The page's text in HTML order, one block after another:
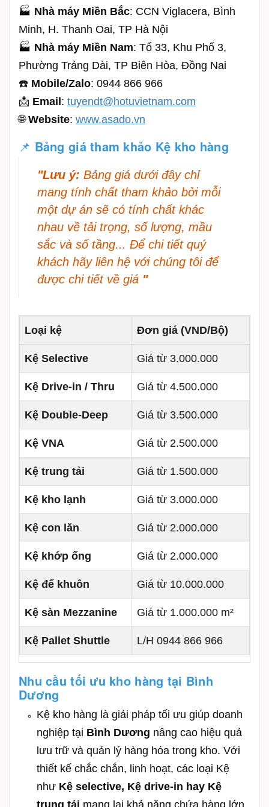
🏭 Nhà máy Miền Bắc: CCN Viglacera, Bình
Minh, H. Thanh Oai, TP Hà Nội
🏭 Nhà máy Miền Nam: Tổ 33, Khu Phố 3,
Phường Trảng Dài, TP Biên Hòa, Đồng Nai
☎️ Mobile/Zalo: 0944 866 966
📩 Email: tuyendt@hotuvietnam.com
🌐Website: www.asado.vn
📌 Bảng giá tham khảo Kệ kho hàng
"Lưu ý: Bảng giá dưới đây chỉ
mang tính chất tham khảo bởi mỗi
một dự án sẽ có tính chất khác
nhau về tải trọng, số lượng, mầu
sắc và số tầng... Để chi tiết quý
khách hãy liên hệ với chúng tôi để
được chi tiết về giá "
Loại kệ Đơn giá (VND/Bộ)
Kệ Selective Giá từ 3.000.000
Kệ Drive-in / Thru Giá từ 4.500.000
Kệ Double-Deep Giá từ 3.500.000
Kệ VNA Giá từ 2.500.000
Kệ trung tải Giá từ 1.500.000
Kệ kho lạnh Giá từ 3.000.000
Kệ con lăn Giá từ 2.000.000
Kệ khớp ống Giá từ 2.000.000
Kệ để khuôn Giá từ 10.000.000
Kệ sàn Mezzanine Giá từ 1.000.000 m²
Kệ Pallet Shuttle L/H 0944 866 966
Nhu cầu tối ưu kho hàng tại Bình
Dương
Kệ kho hàng là giải pháp tối ưu giúp doanh
nghiệp tại Bình Dương nâng cao hiệu quả
lưu trữ và quản lý hàng hóa trong kho. Với
thiết kế chắc chắn, linh hoạt, các loại Kệ
như Kệ selective, Kệ drive-in hay Kệ
trung tải mang lại khả năng chứa hàng lớn,